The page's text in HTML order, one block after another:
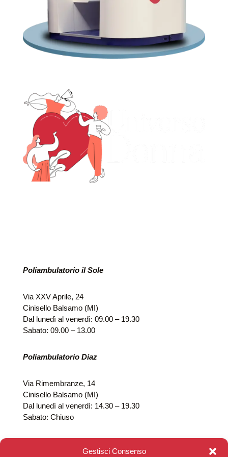
Gestisci Consenso
Poliambulatorio il Sole
Via XXV Aprile, 24
Cinisello Balsamo (MI)
Dal lunedì al venerdì: 09.00 – 19.30
Sabato: 09.00 – 13.00
Poliambulatorio Diaz
Via Rimembranze, 14
Cinisello Balsamo (MI)
Dal lunedì al venerdì: 14.30 – 19.30
Sabato: Chiuso